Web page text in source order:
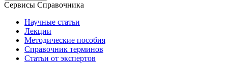
Сервисы Справочника
Научные статьи
Лекции
Методические пособия
Справочник терминов
Статьи от экспертов